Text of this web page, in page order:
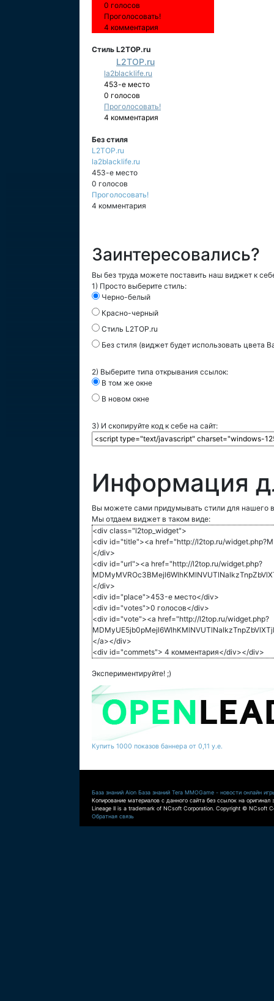
0 голосов
Проголосовать!
4 комментария
Стиль L2TOP.ru
L2TOP.ru
la2blacklife.ru
453-е место
0 голосов
Проголосовать!
4 комментария
Без стиля
L2TOP.ru
la2blacklife.ru
453-е место
0 голосов
Проголосовать!
4 комментария
Заинтересовались?
Вы без труда можете поставить наш виджет к
1) Просто выберите стиль:
Черно-белый
Красно-черный
Стиль L2TOP.ru
Без стиля (виджет будет использовать цвета
2) Выберите типа открывания ссылок:
В том же окне
В новом окне
3) И скопируйте код к себе на сайт:
Информация
Вы можете сами придумывать стили для нашего
Мы отдаем виджет в таком виде:
<div class="l2top_widget">
<div id="title"><a href="http://l2top.ru/
</div>
<div id="url"><a href="http://l2top.ru/widget.php?
</div>
<div id="place">453-е место</div>
<div id="votes">0 голосов</div>
<div id="vote"><a href="http://l2top.ru/widget.php?
</a></div>
<div id="commets"> 4 комментария</div></div>
Экспериментируйте! ;)
Купить 1000 показов баннера от 0,11 у.е.
База знаний Aion База знаний Tera MMOGame - новости онлайн
Копирование материалов с данного сайта без ссылок на оригинал
Lineage II is a trademark of NCsoft Corporation. Copyright © NCsoft
Обратная связь